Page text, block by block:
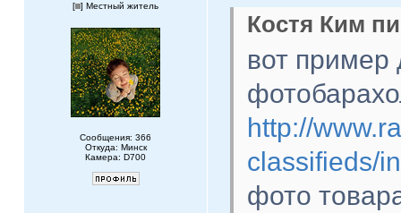
[ ] Местный житель
Сообщения: 366
Откуда: Минск
Камера: D700
Костя Ким
вот пример
http://
classifieds/
фото